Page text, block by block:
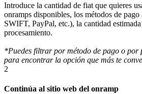
Introduce la cantidad de fiat que quieres
onramps disponibles, los métodos de
SWIFT, PayPal, etc.), la cantidad
procesamiento.
*Puedes filtrar por método de pago o por
para encontrar la opción que más te
2
Continúa al sitio web del onramp